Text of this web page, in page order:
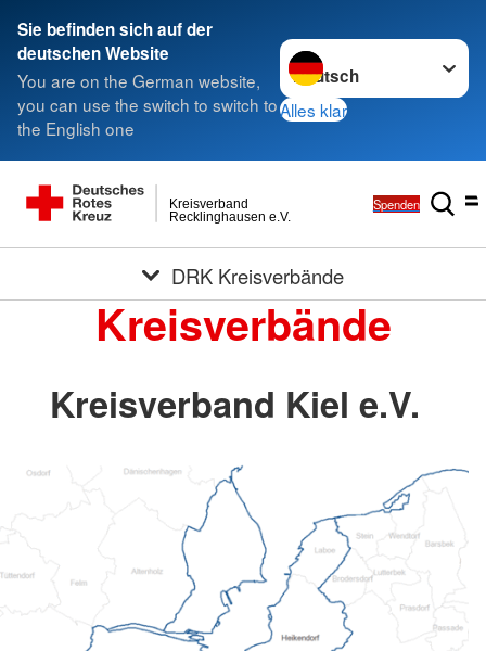
Sie befinden sich auf der
deutschen Website
You are on the German website,
you can use the switch to switch to
the English one
Sprache wechseln zu
Alles klar
Recklinghausen e.V.
Kreisverband Spenden
DRK Kreisverbände
Kreisverbände
Kreisverband Kiel e.V.